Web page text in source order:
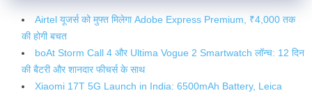
Airtel यूजर्स को मुफ्त मिलेगा Adobe Express Premium, ₹4,000 तक
की होगी बचत
boAt Storm Call 4 और Ultima Vogue 2 Smartwatch लॉन्च: 12 दिन
की बैटरी और शानदार फीचर्स के साथ
Xiaomi 17T 5G Launch in India: 6500mAh Battery, Leica